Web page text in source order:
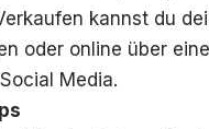
kannst du
oder online über
Media.